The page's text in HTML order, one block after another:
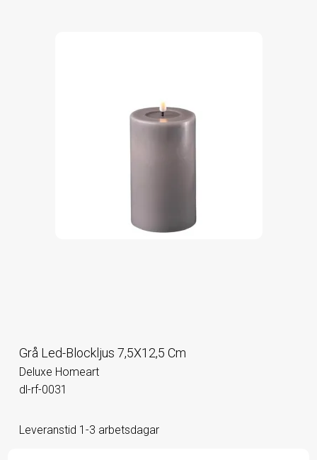
Grå Led-Blockljus 7,5X12,5 Cm
Deluxe Homeart
dl-rf-0031
Leveranstid 1-3 arbetsdagar